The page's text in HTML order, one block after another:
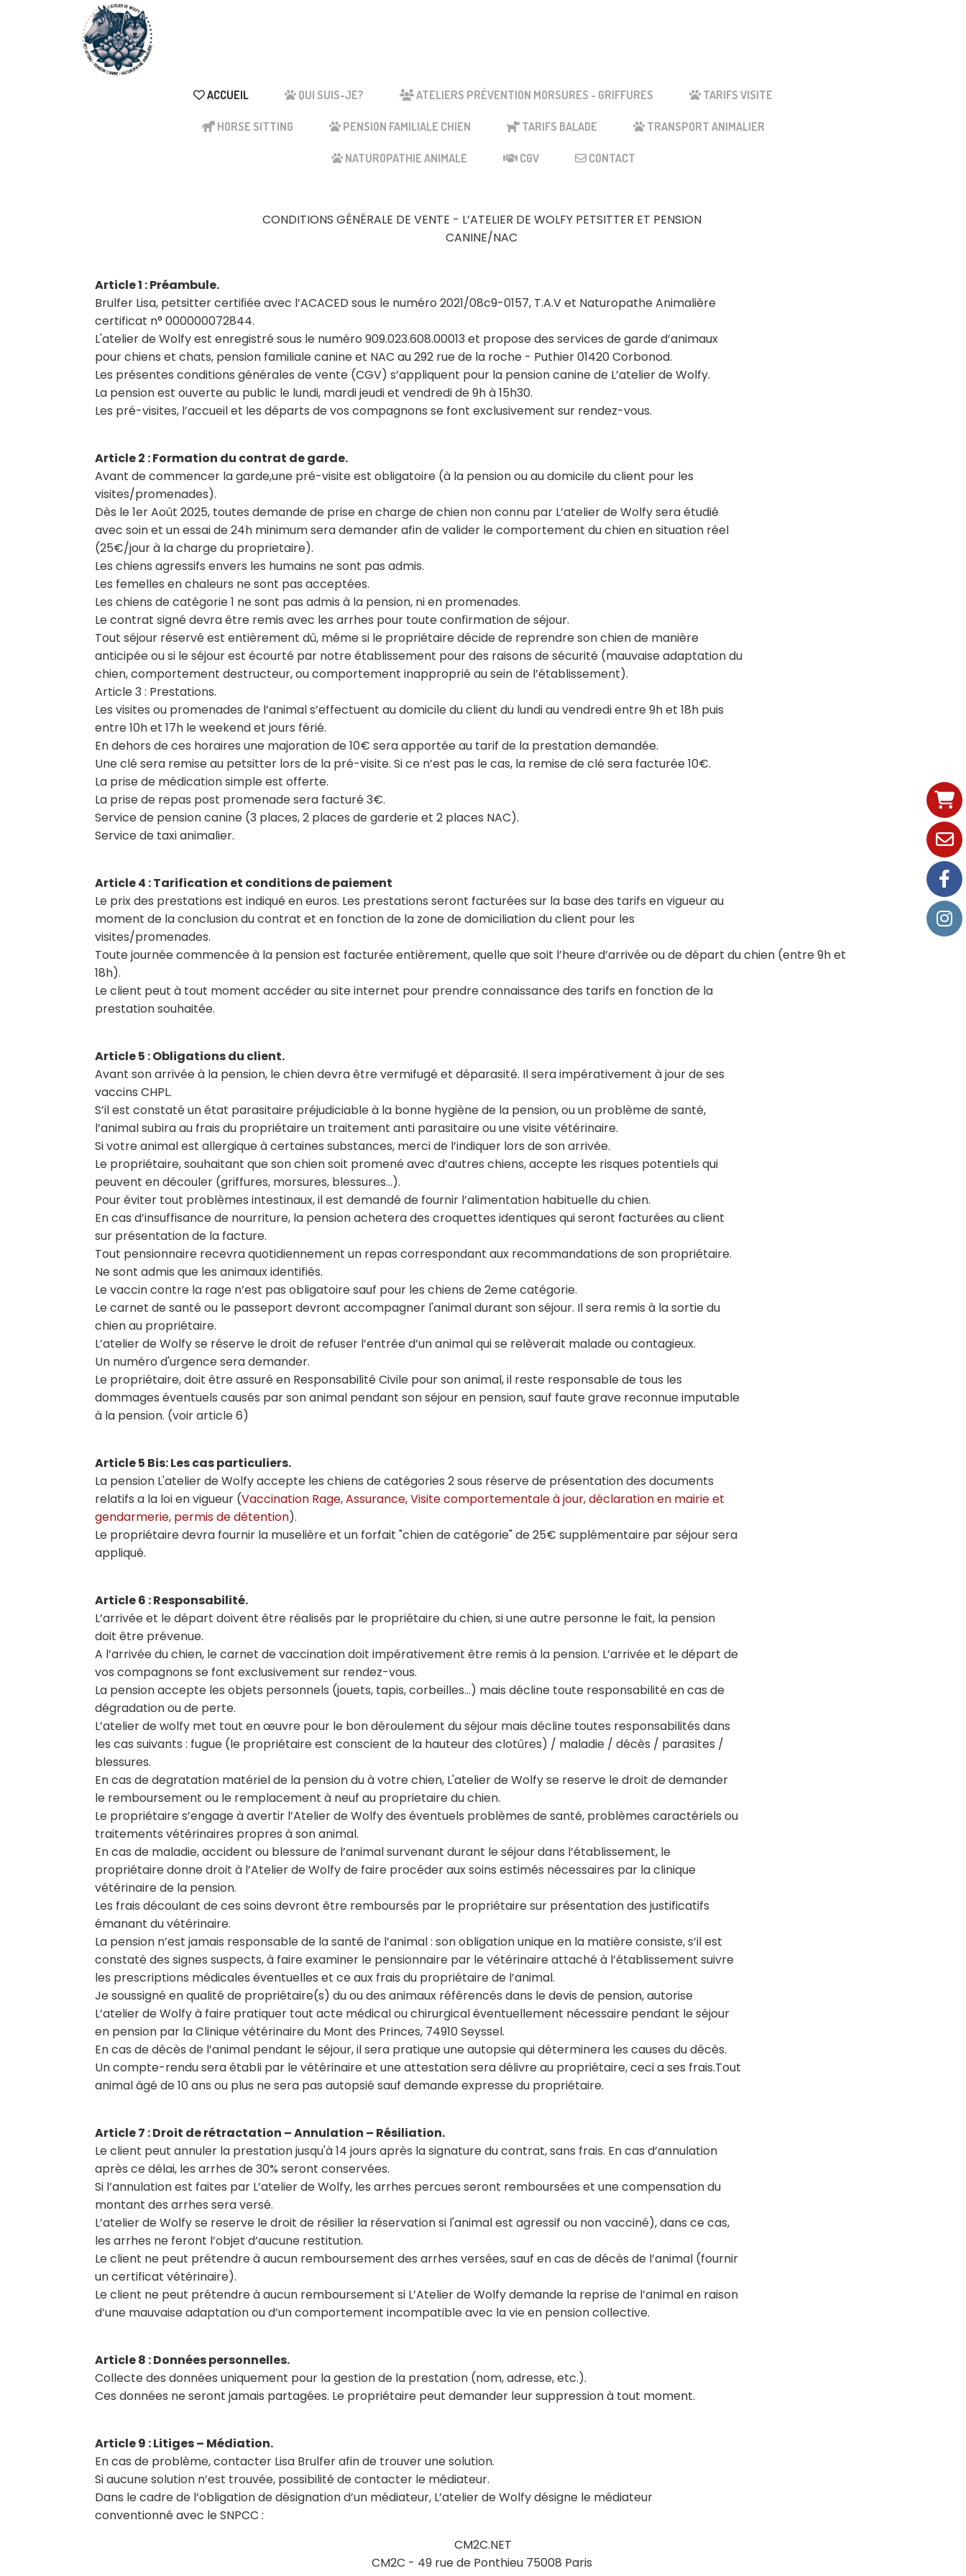
ACCUEIL QUI SUIS-JE? ATELIERS PRÉVENTION MORSURES - GRIFFURES TARIFS VISITE
HORSE SITTING PENSION FAMILIALE CHIEN TARIFS BALADE TRANSPORT ANIMALIER
NATUROPATHIE ANIMALE CGV CONTACT
CONDITIONS GÉNÉRALE DE VENTE - L’ATELIER DE WOLFY PETSITTER ET PENSION
CANINE/NAC
Article 1 : Préambule.
Brulfer Lisa, petsitter certiﬁée avec l’ACACED sous le numéro 2021/08c9-0157, T.A.V et Naturopathe Animalière
certificat n° 000000072844.
L'atelier de Wolfy est enregistré sous le numéro 909.023.608.00013 et propose des services de garde d’animaux
pour chiens et chats, pension familiale canine et NAC au 292 rue de la roche - Puthier 01420 Corbonod.
Les présentes conditions générales de vente (CGV) s’appliquent pour la pension canine de L’atelier de Wolfy.
La pension est ouverte au public le lundi, mardi jeudi et vendredi de 9h à 15h30.
Les pré-visites, l’accueil et les départs de vos compagnons se font exclusivement sur rendez-vous.
Article 2 : Formation du contrat de garde.
Avant de commencer la garde,une pré-visite est obligatoire (à la pension ou au domicile du client pour les
visites/promenades).
Dès le 1er Août 2025, toutes demande de prise en charge de chien non connu par L’atelier de Wolfy sera étudié
avec soin et un essai de 24h minimum sera demander afin de valider le comportement du chien en situation réel
(25€/jour à la charge du proprietaire).
Les chiens agressifs envers les humains ne sont pas admis.
Les femelles en chaleurs ne sont pas acceptées.
Les chiens de catégorie 1 ne sont pas admis à la pension, ni en promenades.
Le contrat signé devra être remis avec les arrhes pour toute confirmation de séjour.
Tout séjour réservé est entièrement dû, même si le propriétaire décide de reprendre son chien de manière
anticipée ou si le séjour est écourté par notre établissement pour des raisons de sécurité (mauvaise adaptation du
chien, comportement destructeur, ou comportement inapproprié au sein de l’établissement).
Article 3 : Prestations.
Les visites ou promenades de l’animal s’effectuent au domicile du client du lundi au vendredi entre 9h et 18h puis
entre 10h et 17h le weekend et jours férié.
En dehors de ces horaires une majoration de 10€ sera apportée au tarif de la prestation demandée.
Une clé sera remise au petsitter lors de la pré-visite. Si ce n’est pas le cas, la remise de clé sera facturée 10€.
La prise de médication simple est offerte.
La prise de repas post promenade sera facturé 3€.
Service de pension canine (3 places, 2 places de garderie et 2 places NAC).
Service de taxi animalier.
Article 4 : Tarification et conditions de paiement
Le prix des prestations est indiqué en euros. Les prestations seront facturées sur la base des tarifs en vigueur au
moment de la conclusion du contrat et en fonction de la zone de domiciliation du client pour les
visites/promenades.
Toute journée commencée à la pension est facturée entièrement, quelle que soit l’heure d’arrivée ou de départ du chien (entre 9h et
18h).
Le client peut à tout moment accéder au site internet pour prendre connaissance des tarifs en fonction de la
prestation souhaitée.
Article 5 : Obligations du client.
Avant son arrivée à la pension, le chien devra être vermifugé et déparasité. Il sera impérativement à jour de ses
vaccins CHPL.
S’il est constaté un état parasitaire préjudiciable à la bonne hygiène de la pension, ou un problème de santé,
l’animal subira au frais du propriétaire un traitement anti parasitaire ou une visite vétérinaire.
Si votre animal est allergique à certaines substances, merci de l’indiquer lors de son arrivée.
Le propriétaire, souhaitant que son chien soit promené avec d’autres chiens, accepte les risques potentiels qui
peuvent en découler (griffures, morsures, blessures...).
Pour éviter tout problèmes intestinaux, il est demandé de fournir l’alimentation habituelle du chien.
En cas d’insuffisance de nourriture, la pension achetera des croquettes identiques qui seront facturées au client
sur présentation de la facture.
Tout pensionnaire recevra quotidiennement un repas correspondant aux recommandations de son propriétaire.
Ne sont admis que les animaux identifiés.
Le vaccin contre la rage n’est pas obligatoire sauf pour les chiens de 2eme catégorie.
Le carnet de santé ou le passeport devront accompagner l'animal durant son séjour. Il sera remis à la sortie du
chien au propriétaire.
L’atelier de Wolfy se réserve le droit de refuser l’entrée d’un animal qui se relèverait malade ou contagieux.
Un numéro d'urgence sera demander.
Le propriétaire, doit être assuré en Responsabilité Civile pour son animal, il reste responsable de tous les
dommages éventuels causés par son animal pendant son séjour en pension, sauf faute grave reconnue imputable
à la pension. (voir article 6)
Article 5 Bis: Les cas particuliers.
La pension L'atelier de Wolfy accepte les chiens de catégories 2 sous réserve de présentation des documents
relatifs a la loi en vigueur (Vaccination Rage, Assurance, Visite comportementale à jour, déclaration en mairie et
gendarmerie, permis de détention).
Le propriétaire devra fournir la muselière et un forfait "chien de catégorie" de 25€ supplémentaire par séjour sera
appliqué.
Article 6 : Responsabilité.
L’arrivée et le départ doivent être réalisés par le propriétaire du chien, si une autre personne le fait, la pension
doit être prévenue.
A l’arrivée du chien, le carnet de vaccination doit impérativement être remis à la pension. L’arrivée et le départ de
vos compagnons se font exclusivement sur rendez-vous.
La pension accepte les objets personnels (jouets, tapis, corbeilles...) mais décline toute responsabilité en cas de
dégradation ou de perte.
L’atelier de wolfy met tout en œuvre pour le bon déroulement du séjour mais décline toutes responsabilités dans
les cas suivants : fugue (le propriétaire est conscient de la hauteur des clotûres) / maladie / décès / parasites /
blessures.
En cas de degratation matériel de la pension du à votre chien, L'atelier de Wolfy se reserve le droit de demander
le remboursement ou le remplacement à neuf au proprietaire du chien.
Le propriétaire s’engage à avertir l’Atelier de Wolfy des éventuels problèmes de santé, problèmes caractériels ou
traitements vétérinaires propres à son animal.
En cas de maladie, accident ou blessure de l’animal survenant durant le séjour dans l’établissement, le
propriétaire donne droit à l’Atelier de Wolfy de faire procéder aux soins estimés nécessaires par la clinique
vétérinaire de la pension.
Les frais découlant de ces soins devront être remboursés par le propriétaire sur présentation des justificatifs
émanant du vétérinaire.
La pension n’est jamais responsable de la santé de l’animal : son obligation unique en la matière consiste, s’il est
constaté des signes suspects, à faire examiner le pensionnaire par le vétérinaire attaché à l’établissement suivre
les prescriptions médicales éventuelles et ce aux frais du propriétaire de l’animal.
Je soussigné en qualité de propriétaire(s) du ou des animaux référencés dans le devis de pension, autorise
L’atelier de Wolfy à faire pratiquer tout acte médical ou chirurgical éventuellement nécessaire pendant le séjour
en pension par la Clinique vétérinaire du Mont des Princes, 74910 Seyssel.
En cas de décès de l’animal pendant le séjour, il sera pratique une autopsie qui déterminera les causes du décès.
Un compte-rendu sera établi par le vétérinaire et une attestation sera délivre au propriétaire, ceci a ses frais.Tout
animal âgé de 10 ans ou plus ne sera pas autopsié sauf demande expresse du propriétaire.
Article 7 : Droit de rétractation – Annulation – Résiliation.
Le client peut annuler la prestation jusqu'à 14 jours après la signature du contrat, sans frais. En cas d’annulation
après ce délai, les arrhes de 30% seront conservées.
Si l’annulation est faites par L’atelier de Wolfy, les arrhes percues seront remboursées et une compensation du
montant des arrhes sera versé.
L’atelier de Wolfy se reserve le droit de résilier la réservation si l'animal est agressif ou non vacciné), dans ce cas,
les arrhes ne feront l’objet d’aucune restitution.
Le client ne peut prétendre à aucun remboursement des arrhes versées, sauf en cas de décès de l’animal (fournir
un certificat vétérinaire).
Le client ne peut prétendre à aucun remboursement si L’Atelier de Wolfy demande la reprise de l’animal en raison
d’une mauvaise adaptation ou d’un comportement incompatible avec la vie en pension collective.
Article 8 : Données personnelles.
Collecte des données uniquement pour la gestion de la prestation (nom, adresse, etc.).
Ces données ne seront jamais partagées. Le propriétaire peut demander leur suppression à tout moment.
Article 9 : Litiges – Médiation.
En cas de problème, contacter Lisa Brulfer afin de trouver une solution.
Si aucune solution n’est trouvée, possibilité de contacter le médiateur.
Dans le cadre de l’obligation de désignation d’un médiateur, L’atelier de Wolfy désigne le médiateur
conventionné avec le SNPCC :
CM2C.NET
CM2C - 49 rue de Ponthieu 75008 Paris
Panneau de gestion des cookies